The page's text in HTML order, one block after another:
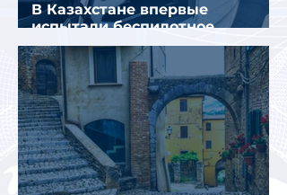
В Казахстане впервые
испытали беспилотное
аэротакси с пассажирами